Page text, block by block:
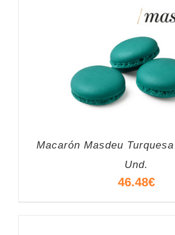
Macarón Masdeu
Und.
46.48€